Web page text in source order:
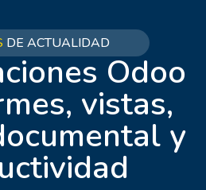
DE ACTUALIDAD
Odoo
vistas,
y